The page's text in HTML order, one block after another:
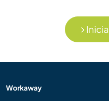
Workaway